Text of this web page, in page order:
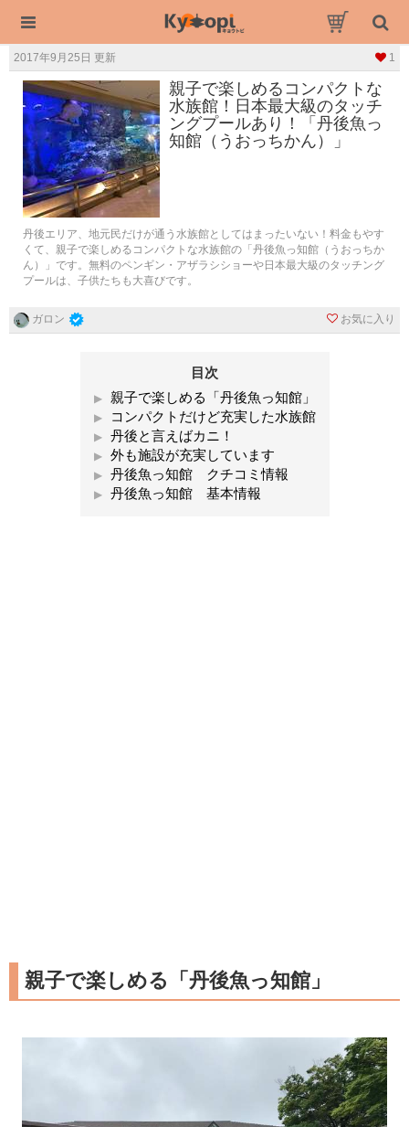
2017年9月25日 更新 1
親子で楽しめるコンパクトな
水族館！日本最大級のタッチ
ングプールあり！「丹後魚っ
知館（うおっちかん）」
丹後エリア、地元民だけが通う水族館としてはまったいない！料金もやす
くて、親子で楽しめるコンパクトな水族館の「丹後魚っ知館（うおっちか
ん）」です。無料のペンギン・アザラシショーや日本最大級のタッチング
プールは、子供たちも大喜びです。
ガロン お気に入り
目次
親子で楽しめる「丹後魚っ知館」
コンパクトだけど充実した水族館
丹後と言えばカニ！
外も施設が充実しています
丹後魚っ知館 クチコミ情報
丹後魚っ知館 基本情報
親子で楽しめる「丹後魚っ知館」